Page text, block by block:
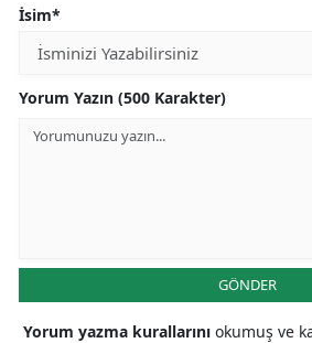
İsim*
Yorum Yazın (500 Karakter)
GÖNDER
Yorum yazma kurallarını okumuş ve